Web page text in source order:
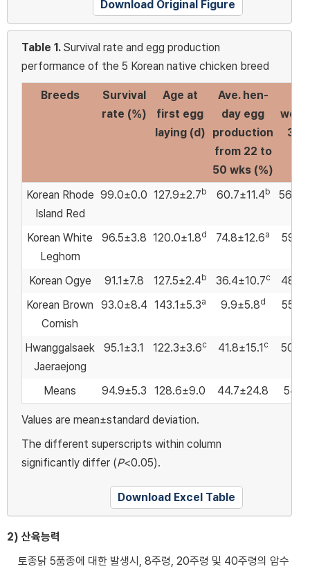
Download Original Figure
Table 1. Survival rate and egg production
performance of the 5 Korean native chicken breed
Breeds
Survival
rate (%)
Age at
first egg
laying (d)
Ave. hen-
day egg
production
from 22 to
50 wks (%)
32
Korean Rhode
Island Red
99.0±0.0 127.9±2.7 b 60.7±11.4 b
Korean White
Leghorn
96.5±3.8 120.0±1.8d 74.8±12.6a
Korean Ogye 91.1±7.8 127.5±2.4 b 36.4±10.7c
Korean Brown
Cornish
93.0±8.4 143.1±5.3a 9.9±5.8d
Hwanggalsaek
Jaeraejong
95.1±3.1 122.3±3.6c 41.8±15.1 c
Means 94.9±5.3 128.6±9.0 44.7±24.8
Values are mean±standard deviation.
The different superscripts within column
significantly differ (P<0.05).
Download Excel Table
2) 산육능력
토종닭 5품종에 대한 발생시, 8주령, 20주령 및 40주령의 암수